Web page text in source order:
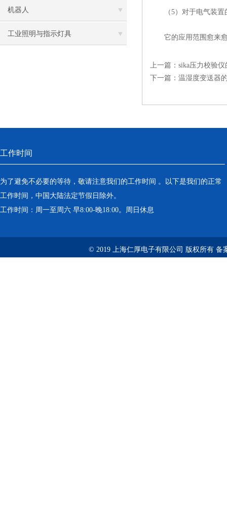
机器人
工业照明与指示灯具
（5）对于电气装置的
它的应用范围愈来愈
上一篇： sika压力校验
下一篇： 温湿度变送器
工作时间
为了避免不必要的等待，敬请注意我们的工作时间 。以下是我们的正常
工作时间，中国大陆法定节假日除外。
工作时间：周一至周六 早8:00-晚18:00。周日休息
© 2019 上海仁厚电子有限公司 版权所有 备